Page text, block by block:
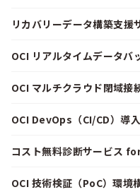
リカバリーデータ構築支援
OCI リアルタイムデータバ
OCI マルチクラウド閉域接
OCI DevOps（CI/CD）導
コスト無料診断サービス
OCI 技術検証（PoC）環境